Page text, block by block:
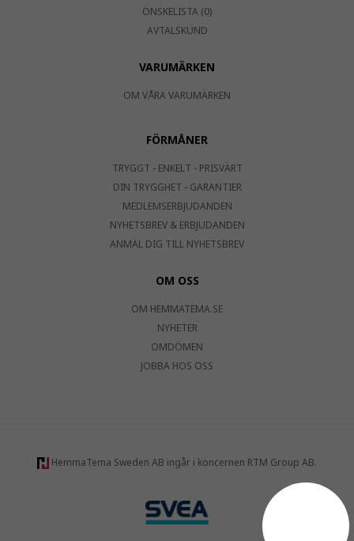
ÖNSKELISTA (0)
AVTALSKUND
VARUMÄRKEN
OM VÅRA VARUMÄRKEN
FÖRMÅNER
TRYGGT - ENKELT - PRISVÄRT
DIN TRYGGHET - GARANTIER
MEDLEMSERBJUDANDEN
NYHETSBREV & ERBJUDANDEN
ANMÄL DIG TILL NYHETSBREV
OM OSS
OM HEMMATEMA.SE
NYHETER
OMDÖMEN
JOBBA HOS OSS
HemmaTema Sweden AB ingår i koncernen RTM Group AB.